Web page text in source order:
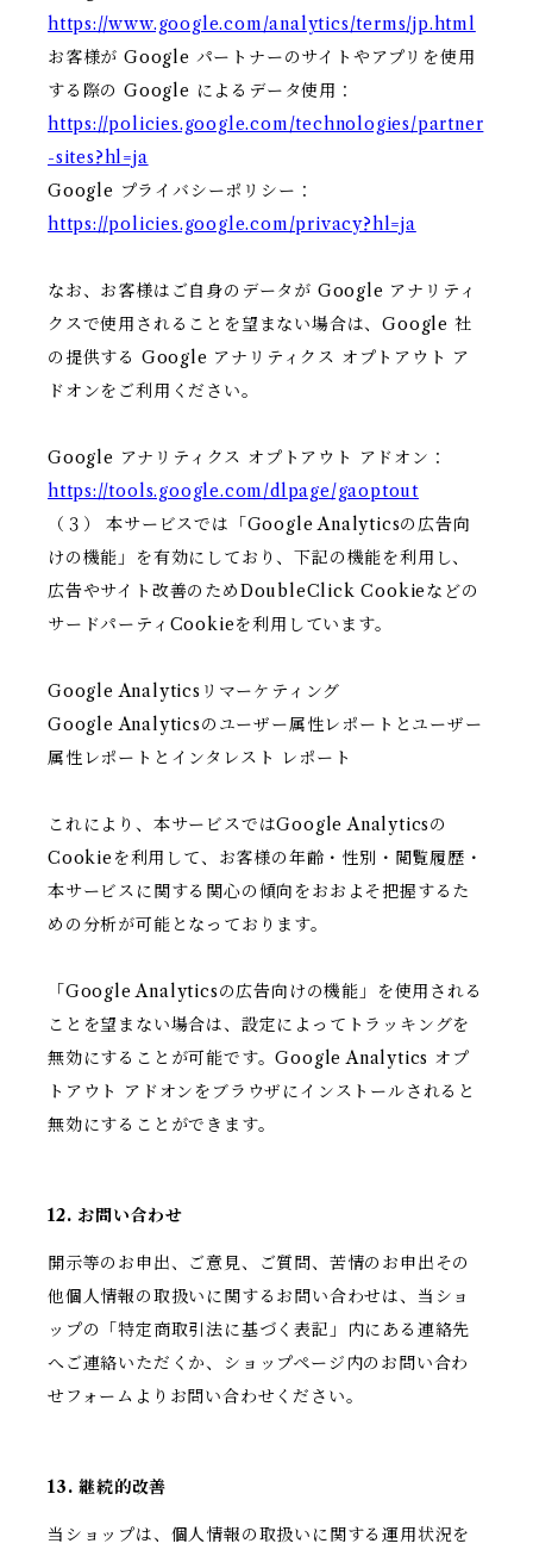
https://www.google.com/analytics/terms/jp.html
お客様が Google パートナーのサイトやアプリを使用
する際の Google によるデータ使用：
https://policies.google.com/technologies/partner
-sites?hl=ja
Google プライバシーポリシー：
https://policies.google.com/privacy?hl=ja
なお、お客様はご自身のデータが Google アナリティ
クスで使用されることを望まない場合は、Google 社
の提供する Google アナリティクス オプトアウト ア
ドオンをご利用ください。
Google アナリティクス オプトアウト アドオン：
https://tools.google.com/dlpage/gaoptout
（３） 本サービスでは「Google Analyticsの広告向
けの機能」を有効にしており、下記の機能を利用し、
広告やサイト改善のためDoubleClick Cookieなどの
サードパーティCookieを利用しています。
Google Analyticsリマーケティング
Google Analyticsのユーザー属性レポートとユーザー
属性レポートとインタレスト レポート
これにより、本サービスではGoogle Analyticsの
Cookieを利用して、お客様の年齢・性別・閲覧履歴・
本サービスに関する関心の傾向をおおよそ把握するた
めの分析が可能となっております。
「Google Analyticsの広告向けの機能」を使用される
ことを望まない場合は、設定によってトラッキングを
無効にすることが可能です。Google Analytics オプ
トアウト アドオンをブラウザにインストールされると
無効にすることができます。
12. お問い合わせ
開示等のお申出、ご意見、ご質問、苦情のお申出その
他個人情報の取扱いに関するお問い合わせは、当ショ
ップの「特定商取引法に基づく表記」内にある連絡先
へご連絡いただくか、ショップページ内のお問い合わ
せフォームよりお問い合わせください。
13. 継続的改善
当ショップは、個人情報の取扱いに関する運用状況を